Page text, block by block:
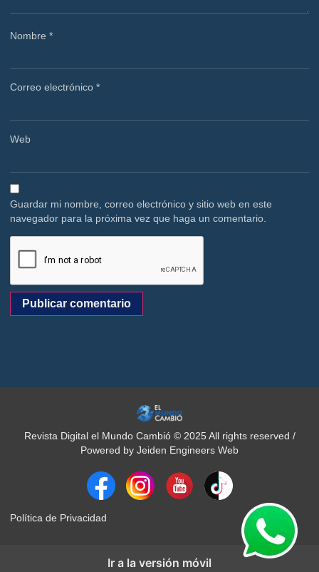
Nombre*
Correo electrónico*
Web
Guardar mi nombre, correo electrónico y sitio web en este
navegador para la próxima vez que haga un comentario.
Revista Digital el Mundo Cambió © 2025 All rights reserved /
Powered by Jeiden Engineers Web
Política de Privacidad
Ir a la versión móvil